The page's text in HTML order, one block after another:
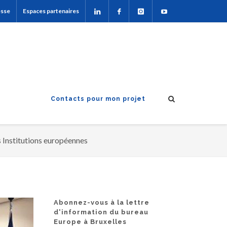
Espaces partenaires
Contacts pour mon projet
Institutions européennes
Abonnez-vous à la lettre
d'information du bureau
Europe à Bruxelles